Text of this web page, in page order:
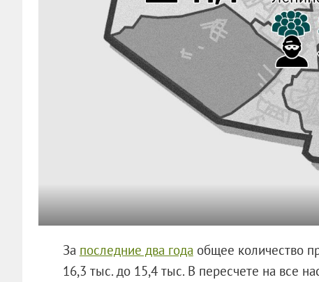
За последние два года общее количество
16,3 тыс. до 15,4 тыс. В пересчете на все